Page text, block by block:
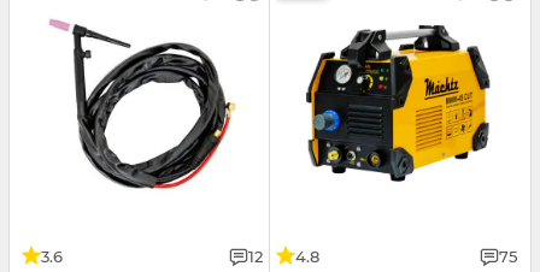
3.6 12 4.8 75